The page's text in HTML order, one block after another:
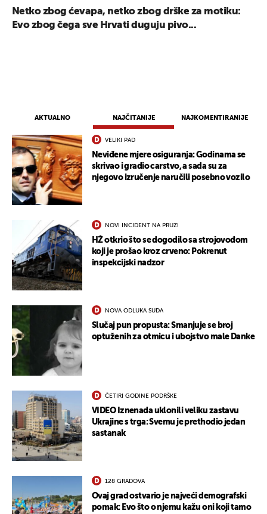
AKTUALNO NAJČITANIJE NAJKOMENTIRANIJE
VELIKI PAD
Neviđene mjere osiguranja: Godinama se
skrivao i gradio carstvo, a sada su za
njegovo izručenje naručili posebno vozilo
NOVI INCIDENT NA PRUZI
HŽ otkrio što se dogodilo sa strojovođom
koji je prošao kroz crveno: Pokrenut
inspekcijski nadzor
NOVA ODLUKA SUDA
Slučaj pun propusta: Smanjuje se broj
optuženih za otmicu i ubojstvo male Danke
ČETIRI GODINE PODRŠKE
VIDEO Iznenada uklonili veliku zastavu
Ukrajine s trga: Svemu je prethodio jedan
sastanak
128 GRADOVA
Ovaj grad ostvario je najveći demografski
pomak: Evo što o njemu kažu oni koji tamo
Netko zbog ćevapa, netko zbog drške za motiku:
Evo zbog čega sve Hrvati duguju pivo...